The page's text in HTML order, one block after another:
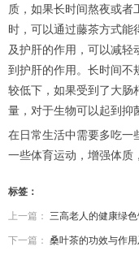
质，如果长时间熬夜或者
时，可以通过藤茶方式能
及护肝的作用，可以减轻
到护肝的作用。长时间不
较低下，如果受到了大肠
量，对于生物可以起到抑
在日常生活中需要多吃一
一些体育运动，增强体质
标签：
上一篇： 三高老人的健康绿
下一篇： 桑叶茶的功效与作